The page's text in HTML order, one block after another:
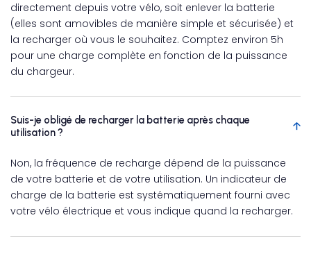
directement depuis votre vélo, soit enlever la batterie
(elles sont amovibles de manière simple et sécurisée) et
la recharger où vous le souhaitez. Comptez environ 5h
pour une charge complète en fonction de la puissance
du chargeur.
Suis-je obligé de recharger la batterie après chaque
utilisation ?
Non, la fréquence de recharge dépend de la puissance
de votre batterie et de votre utilisation. Un indicateur de
charge de la batterie est systématiquement fourni avec
votre vélo électrique et vous indique quand la recharger.